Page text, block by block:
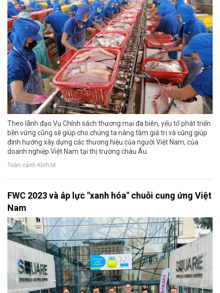
Theo lãnh đạo Vụ Chính sách thương mại đa biên, yếu tố phát triển
bền vững cũng sẽ giúp cho chúng ta nâng tầm giá trị và cũng giúp
định hướng xây dựng các thương hiệu của người Việt Nam, của
doanh nghiệp Việt Nam tại thị trường châu Âu.
Toàn cảnh Kinh tế
FWC 2023 và áp lực "xanh hóa" chuỗi cung ứng Việt
Nam